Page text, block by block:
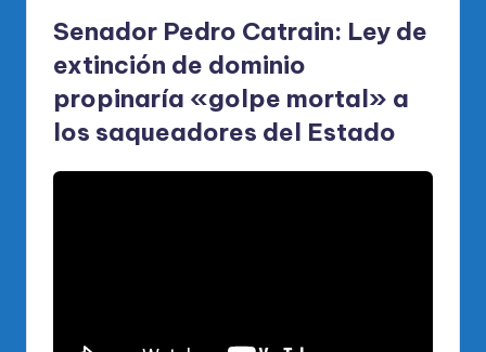
Senador Pedro Catrain: Ley de
extinción de dominio
propinaría «golpe mortal» a
los saqueadores del Estado